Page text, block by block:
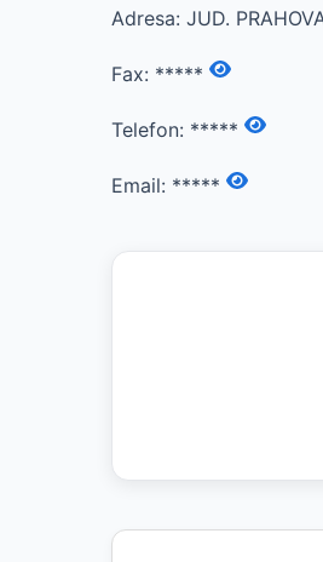
Adresa: JUD.
Fax: *****
Telefon: *****
Email: *****